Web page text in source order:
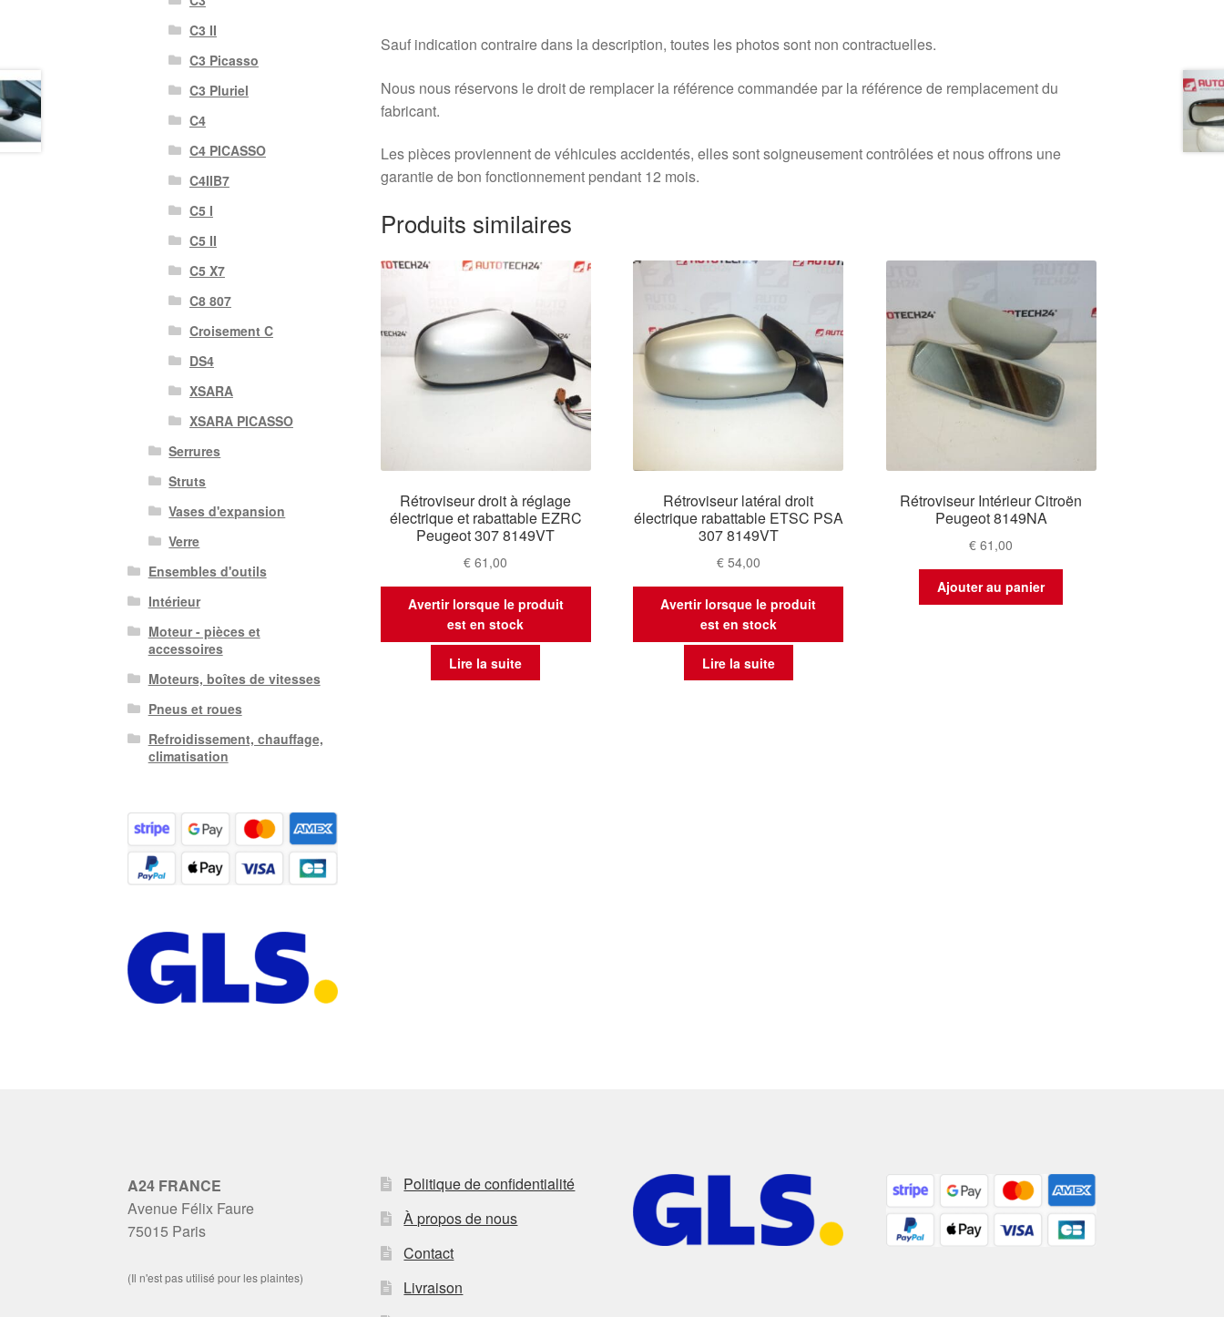
Sauf indication contraire dans la description, toutes les photos sont non contractuelles.
Nous nous réservons le droit de remplacer la référence commandée par la référence de remplacement du
fabricant.
Les pièces proviennent de véhicules accidentés, elles sont soigneusement contrôlées et nous offrons une
garantie de bon fonctionnement pendant 12 mois.
Produits similaires
Rétroviseur droit à réglage
électrique et rabattable EZRC
Peugeot 307 8149VT
€ 61,00
Avertir lorsque le produit
est en stock
Lire la suite
Rétroviseur latéral droit
électrique rabattable ETSC PSA
307 8149VT
€54,00
Avertir lorsque le produit
est en stock
Lire la suite
Rétroviseur Intérieur Citroën
Peugeot 8149NA
€ 61,00
Ajouter au panier
C3 II
C3 Picasso
C3 Pluriel
C4
C4 PICASSO
C4IIB7
C5 I
C5 II
C5 X7
C8 807
Croisement C
DS4
XSARA
XSARA PICASSO
Serrures
Struts
Vases d'expansion
Verre
Ensembles d'outils
Intérieur
Moteur - pièces et
accessoires
Moteurs, boîtes de vitesses
Pneus et roues
Refroidissement, chauffage,
climatisation
A24 FRANCE
Avenue Félix Faure
75015 Paris
(Il n'est pas utilisé pour les plaintes)
Politique de confidentialité
À propos de nous
Contact
Livraison